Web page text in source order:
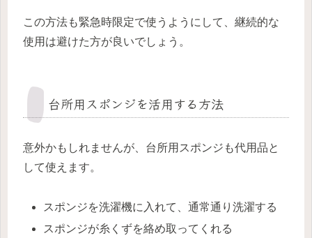
この方法も緊急時限定で使うようにして、継続的な
使用は避けた方が良いでしょう。
台所用スポンジを活用する方法
意外かもしれませんが、台所用スポンジも代用品と
して使えます。
スポンジを洗濯機に入れて、通常通り洗濯する
スポンジが糸くずを絡め取ってくれる